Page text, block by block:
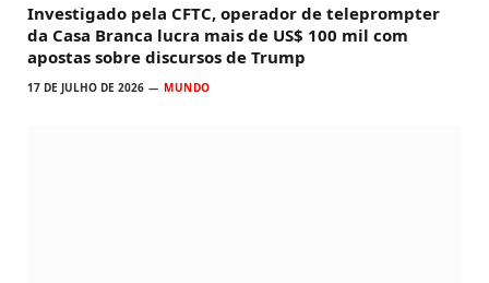
Investigado pela CFTC, operador de teleprompter
da Casa Branca lucra mais de US$ 100 mil com
apostas sobre discursos de Trump
17 DE JULHO DE 2026 MUNDO